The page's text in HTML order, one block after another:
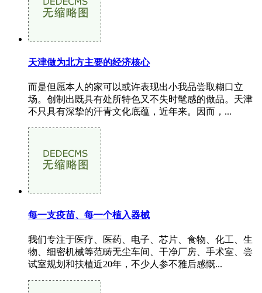
天津做为北方主要的经济核心
而是但愿本人的家可以或许表现出小我品尝取糊口立
场。创制出既具有处所特色又不失时髦感的做品。天津
不只具有深挚的汗青文化底蕴，近年来。因而，...
每一支疫苗、每一个植入器械
我们专注于医疗、医药、电子、芯片、食物、化工、生
物、细密机械等范畴无尘车间、干净厂房、手术室、尝
试室规划和扶植近20年，不少人参不雅后感慨...